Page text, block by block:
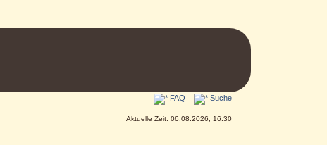
FAQ Suche
Aktuelle Zeit: 06.08.2026, 16:30